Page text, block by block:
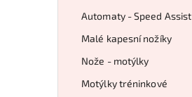
Automaty - Speed Assist
Malé kapesní nožíky
Nože - motýlky
Motýlky tréninkové